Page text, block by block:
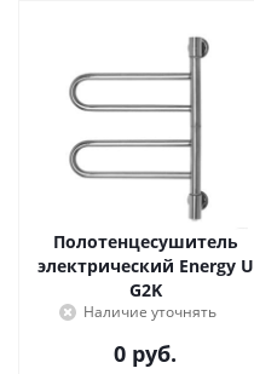
Полотенцесушитель
электрический Energy U
G2K
Наличие уточнять
0 руб.